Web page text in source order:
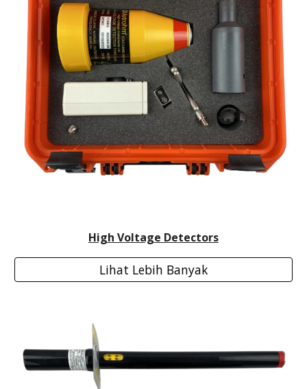
High Voltage Detectors
Lihat Lebih Banyak